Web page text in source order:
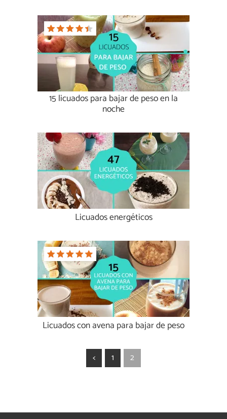
15 licuados para bajar de peso en la
noche
Licuados energéticos
Licuados con avena para bajar de peso
< 1 2